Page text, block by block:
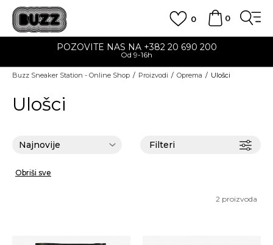
0
0
POZOVITE NAS NA +382 20 690 200
Od 9-16h
Buzz Sneaker Station - Online Shop Proizvodi Oprema Ulošci
Ulošci
Filteri
Obriši sve
2 proizvoda